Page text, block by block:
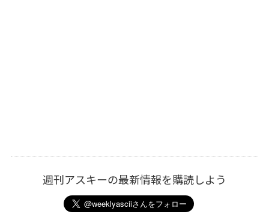
週刊アスキーの最新情報を購読しよう